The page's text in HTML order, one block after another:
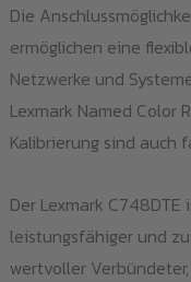
Die
ermöglichen eine
Netzwerke und
Lexmark Named Color
Kalibrierung sind auch
Der Lexmark
leistungsfähiger und
wertvoller